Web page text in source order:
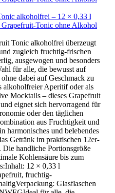
alkoholfrei – 12 × 0,33 l
Tonic ohne Alkohol
Tonic alkoholfrei überzeugt
zugleich fruchtig-frischen
ausgewogen und besonders
für alle, die bewusst auf
dabei auf Geschmack zu
alkoholfreier Aperitif oder als
Mocktails – dieses Grapefruit
eignet sich hervorragend für
oder den täglichen
aus Fruchtigkeit und
harmonisches und belebendes
Getränk im praktischen 12er-
handliche Portionsgröße
Kohlensäure bis zum
12 × 0,33 l
fruchtig-
Glasflaschen